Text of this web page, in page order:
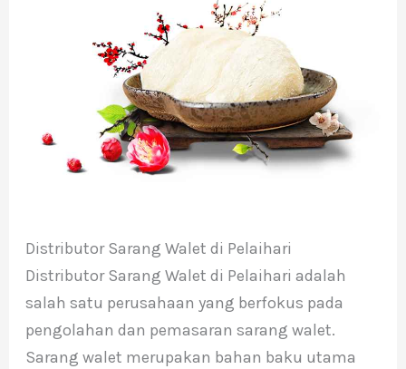
Distributor Sarang Walet di Pelaihari
Distributor Sarang Walet di Pelaihari adalah
salah satu perusahaan yang berfokus pada
pengolahan dan pemasaran sarang walet.
Sarang walet merupakan bahan baku utama